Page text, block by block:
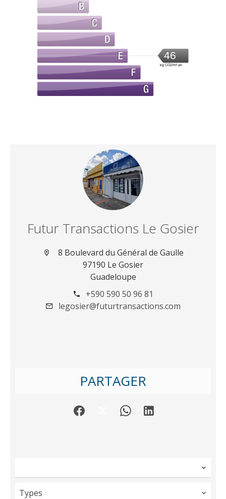
46
kg CO2/m².an
Futur Transactions Le Gosier
8 Boulevard du Général de Gaulle
97190 Le Gosier
Guadeloupe
+590 590 50 96 81
legosier@futurtransactions.com
PARTAGER
Types